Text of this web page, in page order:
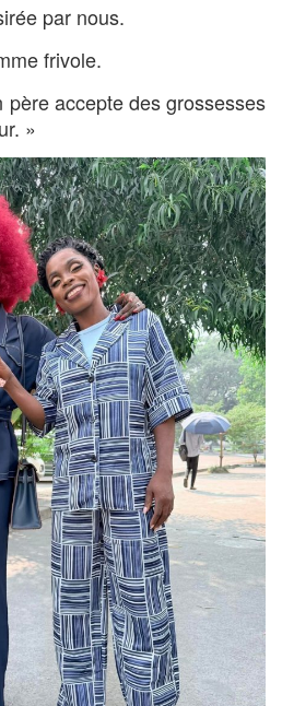
par nous.
frivole.
père accepte des grossesses
»